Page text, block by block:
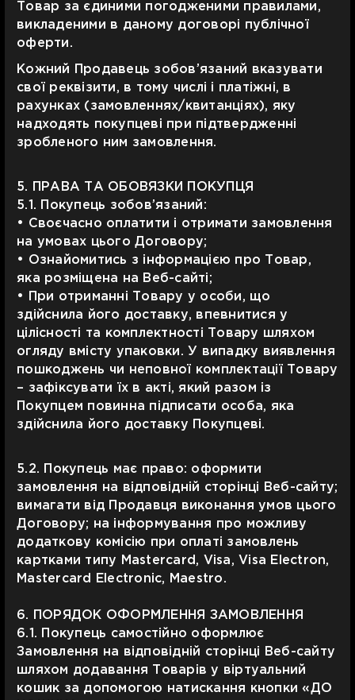
Товар за єдиними погодженими правилами,
викладеними в даному договорі публічної
оферти.
Кожний Продавець зобов’язаний вказувати
свої реквізити, в тому числі і платіжні, в
рахунках (замовленнях/квитанціях), яку
надходять покупцеві при підтвердженні
зробленого ним замовлення.
5. ПРАВА ТА ОБОВЯЗКИ ПОКУПЦЯ
5.1. Покупець зобов’язаний:
• Своєчасно оплатити і отримати замовлення
на умовах цього Договору;
• Ознайомитись з інформацією про Товар,
яка розміщена на Веб-сайті;
• При отриманні Товару у особи, що
здійснила його доставку, впевнитися у
цілісності та комплектності Товару шляхом
огляду вмісту упаковки. У випадку виявлення
пошкоджень чи неповної комплектації Товару
– зафіксувати їх в акті, який разом із
Покупцем повинна підписати особа, яка
здійснила його доставку Покупцеві.
5.2. Покупець має право: оформити
замовлення на відповідній сторінці Веб-сайту;
вимагати від Продавця виконання умов цього
Договору; на інформування про можливу
додаткову комісію при оплаті замовлень
картками типу Mastercard, Visa, Visa Electron,
Mastercard Electronic, Maestro.
6. ПОРЯДОК ОФОРМЛЕННЯ ЗАМОВЛЕННЯ
6.1. Покупець самостійно оформлює
Замовлення на відповідній сторінці Веб-сайту
шляхом додавання Товарів у віртуальний
кошик за допомогою натискання кнопки «ДО